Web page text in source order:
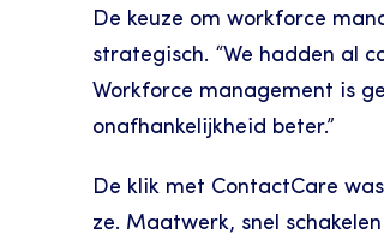
De keuze om workforce
strategisch. “We hadden al
Workforce management is
onafhankelijkheid beter.”
De klik met ContactCare
ze. Maatwerk, snel